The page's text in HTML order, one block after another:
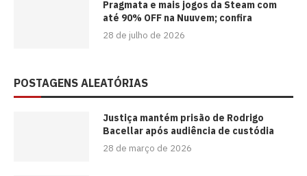
Pragmata e mais jogos da Steam com
até 90% OFF na Nuuvem; confira
28 de julho de 2026
POSTAGENS ALEATÓRIAS
Justiça mantém prisão de Rodrigo
Bacellar após audiência de custódia
28 de março de 2026